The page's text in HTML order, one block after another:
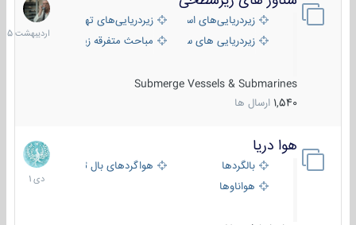
زیردریایی‌های استراتژیکزیردریایی‌های تهاجمی
زیردریایی های سبک
مباحث متفرقه زیرسطحی
Submerge Vessels & Submarines
1,540 ارسال ها
1405
هوا دریا
بالگردها
هواگردهای بال ثابت
هواناوها
12
دی
1401